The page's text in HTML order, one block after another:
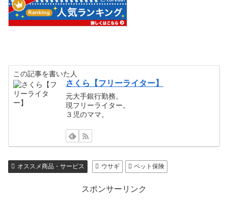
この記事を書いた人
さくら【フリーライター】
元大手銀行勤務。
現フリーライター。
３児のママ。
オススメ商品・サービス ウサギ ペット保険
スポンサーリンク